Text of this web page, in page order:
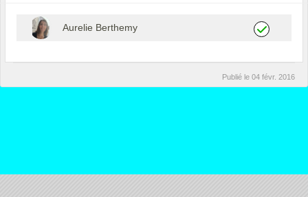
Aurelie Berthemy
Publié le 04 févr. 2016